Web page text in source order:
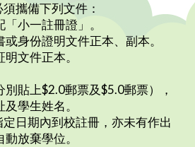
攜備下列文件：
小一註冊證」。
身份證明文件正本、副本。
文件正本。
貼上$2.0郵票及$5.0郵票），
學生姓名。
日期內到校註冊，亦未有作出
放棄學位。